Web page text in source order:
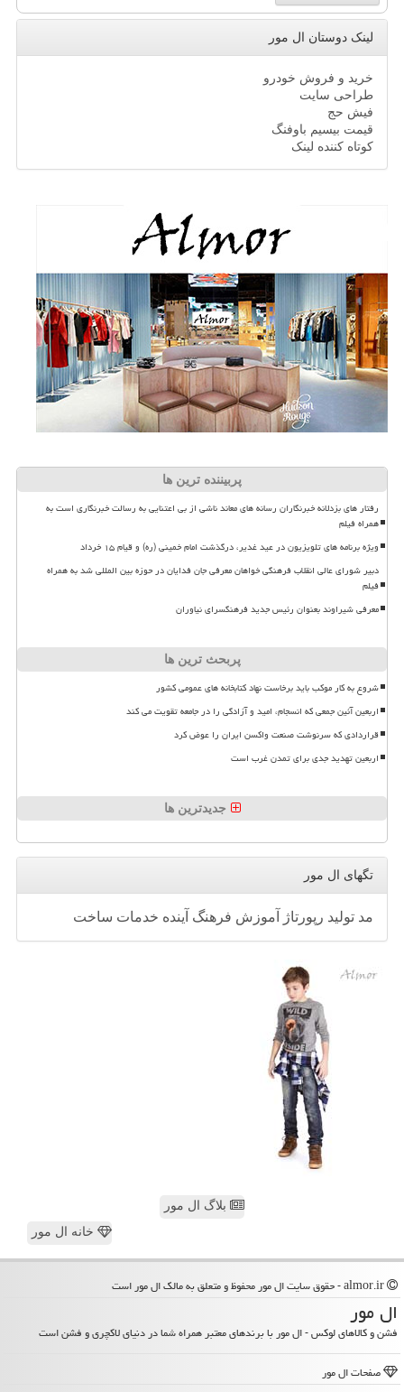
لینک دوستان ال مور
خرید و فروش خودرو
طراحی سایت
فیش حج
قیمت بیسیم باوفنگ
کوتاه کننده لینک
پربیننده ترین ها
رفتار های بزدلانه خبرنگاران رسانه های معاند ناشی از بی اعتنایی به رسالت خبرنگاری است به
همراه فیلم
ویژه برنامه های تلویزیون در عید غدیر، درگذشت امام خمینی (ره) و قیام ۱۵ خرداد
دبیر شورای عالی انقلاب فرهنگی خواهان معرفی جان فدایان در حوزه بین المللی شد به همراه
فیلم
معرفی شیراوند بعنوان رئیس جدید فرهنگسرای نیاوران
پربحث ترین ها
شروع به کار موکب باید برخاست نهاد کتابخانه های عمومی کشور
اربعین آئین جمعی که انسجام، امید و آزادگی را در جامعه تقویت می کند
قراردادی که سرنوشت صنعت واکسن ایران را عوض کرد
اربعین تهدید جدی برای تمدن غرب است
جدیدترین ها
تگهای ال مور
مد تولید رپورتاژ آموزش فرهنگ آینده خدمات ساخت
بلاگ ال مور
خانه ال مور
ال مور
فشن و کالاهای لوکس - ال مور با برندهای معتبر همراه شما در دنیای لاکچری و فشن است
صفحات ال مور